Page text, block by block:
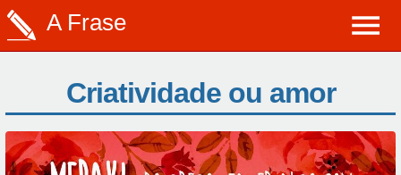
A Frase
Criatividade ou amor